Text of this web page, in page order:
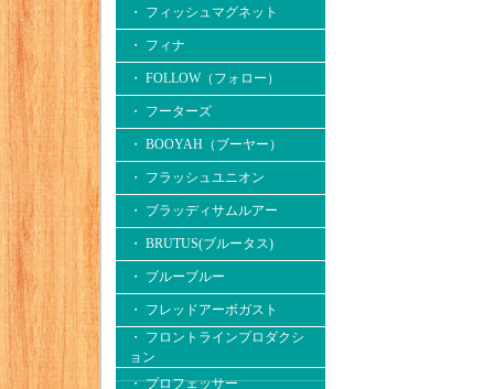
・ フィッシュマグネット
・ フィナ
・ FOLLOW（フォロー）
・ フーターズ
・ BOOYAH（ブーヤー）
・ フラッシュユニオン
・ ブラッディサムルアー
・ BRUTUS(ブルータス)
・ ブルーブルー
・ フレッドアーボガスト
・ フロントラインプロダクシ
ョン
・ プロフェッサー